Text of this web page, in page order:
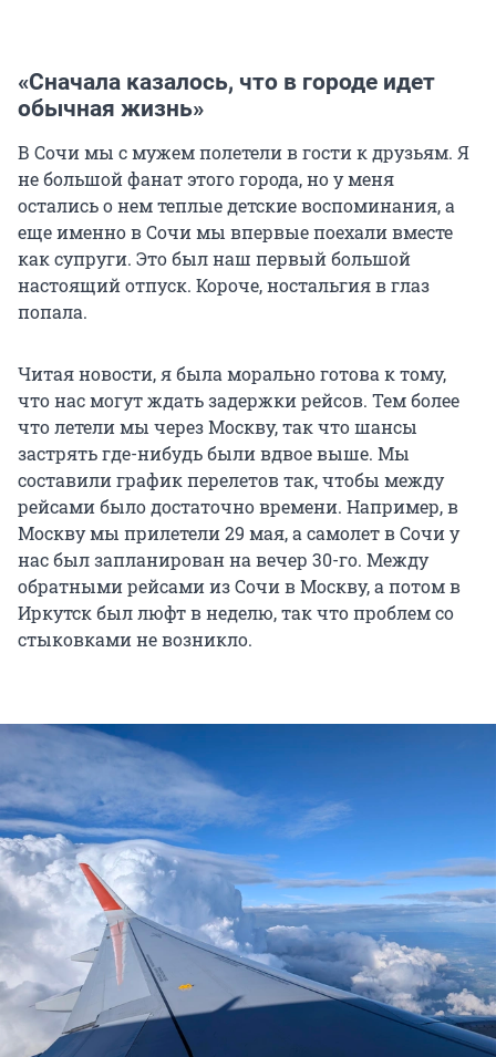
«Сначала казалось, что в городе идет
обычная жизнь»
В Сочи мы с мужем полетели в гости к друзьям. Я
не большой фанат этого города, но у меня
остались о нем теплые детские воспоминания, а
еще именно в Сочи мы впервые поехали вместе
как супруги. Это был наш первый большой
настоящий отпуск. Короче, ностальгия в глаз
попала.
Читая новости, я была морально готова к тому,
что нас могут ждать задержки рейсов. Тем более
что летели мы через Москву, так что шансы
застрять где-нибудь были вдвое выше. Мы
составили график перелетов так, чтобы между
рейсами было достаточно времени. Например, в
Москву мы прилетели 29 мая, а самолет в Сочи у
нас был запланирован на вечер 30-го. Между
обратными рейсами из Сочи в Москву, а потом в
Иркутск был люфт в неделю, так что проблем со
стыковками не возникло.